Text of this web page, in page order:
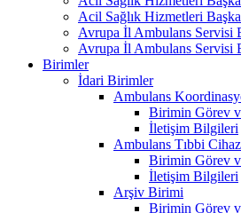
Acil Sağlık Hizmetleri
Avrupa İl Ambulans Servisi
Avrupa İl Ambulans Servisi
Birimler
İdari Birimler
Ambulans
Birimin Görev
İletişim Bilgileri
Ambulans Tıbbi
Birimin Görev
İletişim Bilgileri
Arşiv Birimi
Birimin Görev